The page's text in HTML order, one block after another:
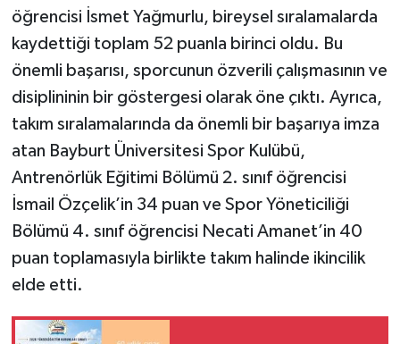
öğrencisi İsmet Yağmurlu, bireysel sıralamalarda
kaydettiği toplam 52 puanla birinci oldu. Bu
önemli başarısı, sporcunun özverili çalışmasının ve
disiplininin bir göstergesi olarak öne çıktı. Ayrıca,
takım sıralamalarında da önemli bir başarıya imza
atan Bayburt Üniversitesi Spor Kulübü,
Antrenörlük Eğitimi Bölümü 2. sınıf öğrencisi
İsmail Özçelik’in 34 puan ve Spor Yöneticiliği
Bölümü 4. sınıf öğrencisi Necati Amanet’in 40
puan toplamasıyla birlikte takım halinde ikincilik
elde etti.